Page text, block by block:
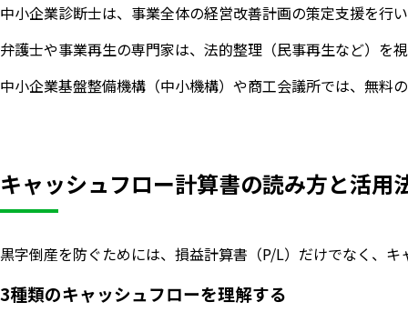
中小企業診断士は、事業全体の経営改善計画の策定支援を行
弁護士や事業再生の専門家は、法的整理（民事再生など）を
中小企業基盤整備機構（中小機構）や商工会議所では、無料
キャッシュフロー計算書の読み方と活用
黒字倒産を防ぐためには、損益計算書（P/L）だけでなく、
3種類のキャッシュフローを理解する